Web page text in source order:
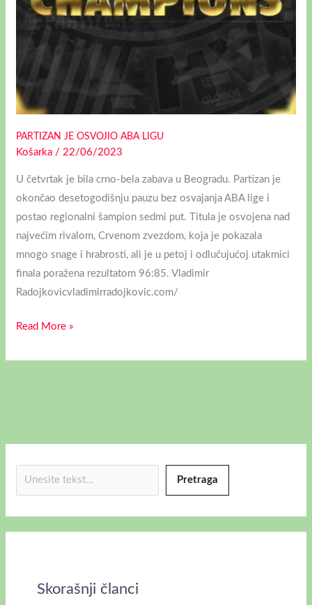
PARTIZAN JE OSVOJIO ABA LIGU
Košarka / 22/06/2023
U četvrtak je bila crno-bela zabava u Beogradu. Partizan je
okončao desetogodišnju pauzu bez osvajanja ABA lige i
postao regionalni šampion sedmi put. Titula je osvojena nad
najvećim rivalom, Crvenom zvezdom, koja je pokazala
mnogo snage i hrabrosti, ali je u petoj i odlučujućoj utakmici
finala poražena rezultatom 96:85. Vladimir
Radojkovicvladimirradojkovic.com/
Read More »
Pretraga
Skorašnji članci